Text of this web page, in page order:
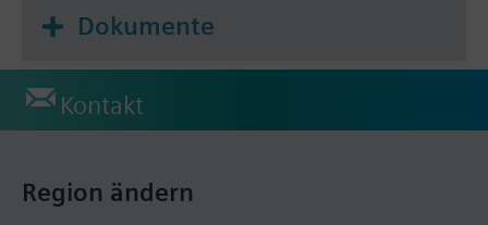
Dokumente
Kontakt
Region ändern